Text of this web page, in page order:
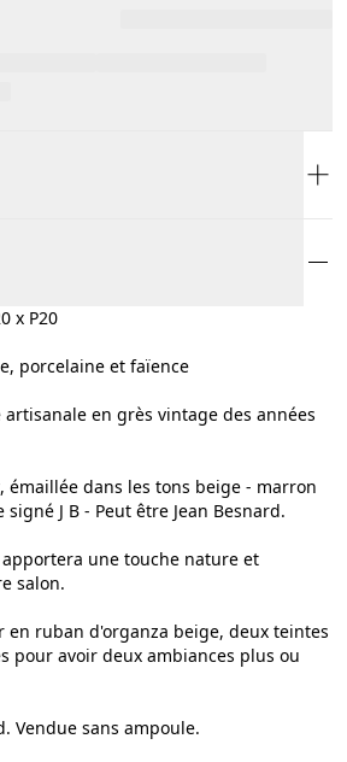
x P20
porcelaine et faïence
en grès vintage des années
émaillée dans les tons beige - marron
J B - Peut être Jean Besnard.
une touche nature et
salon.
en ruban d'organza beige, deux teintes
pour avoir deux ambiances plus ou
Vendue sans ampoule.